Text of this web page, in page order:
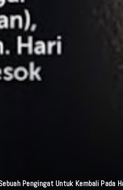
Pengingat Untuk Kembali Pada